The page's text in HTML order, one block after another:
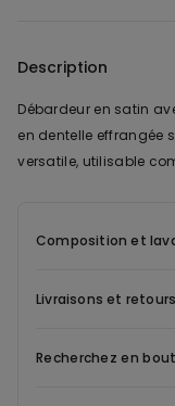
Description
Débardeur en satin
en dentelle effrangée
versatile, utilisable
Composition et
Livraisons et retours
Recherchez en